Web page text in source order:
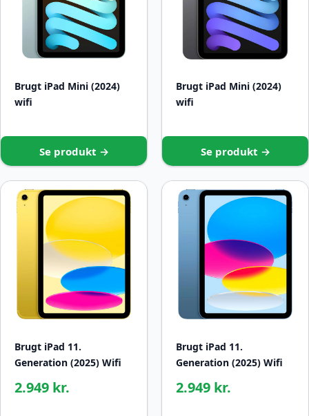
Brugt iPad Mini (2024)
wifi
Se produkt →
Brugt iPad Mini (2024)
wifi
Se produkt →
Brugt iPad 11.
Generation (2025) Wifi
2.949 kr.
Brugt iPad 11.
Generation (2025) Wifi
2.949 kr.